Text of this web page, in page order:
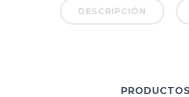
DESCRIPCIÓN